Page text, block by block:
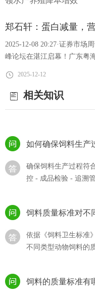
郑石轩：蛋白减量，
略引领水产养殖降本
2025-12-08 20:27·证券市场
峰论坛在湛江启幕！广东粤
2025-12-12
相关知识
饲料的质量标准有
我国饲料质量标准以
流程的体系，···
猪饲料的选购？
猪饲料的选购直接影
如何确保饲料生产
确保饲料生产过程符
控 - 成品检验 - 追溯
饲料质量标准对不
依据《饲料卫生标准
不同类型动物饲料的
饲料的质量标准有